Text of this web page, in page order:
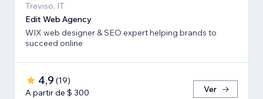
Treviso, IT
Edit Web Agency
WIX web designer & SEO expert helping brands to
succeed online
4,9 (19)
A partir de $ 300
Ver